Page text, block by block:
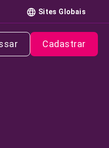
Sites Globais
Cadastrar